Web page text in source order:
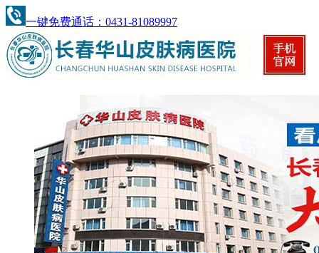
一键免费通话：0431-81089997